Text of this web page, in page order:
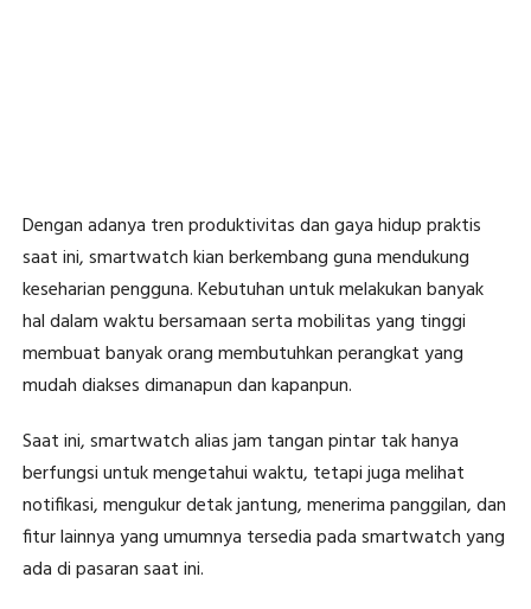
Dengan adanya tren produktivitas dan gaya hidup praktis
saat ini, smartwatch kian berkembang guna mendukung
keseharian pengguna. Kebutuhan untuk melakukan banyak
hal dalam waktu bersamaan serta mobilitas yang tinggi
membuat banyak orang membutuhkan perangkat yang
mudah diakses dimanapun dan kapanpun.
Saat ini, smartwatch alias jam tangan pintar tak hanya
berfungsi untuk mengetahui waktu, tetapi juga melihat
notifikasi, mengukur detak jantung, menerima panggilan, dan
fitur lainnya yang umumnya tersedia pada smartwatch yang
ada di pasaran saat ini.